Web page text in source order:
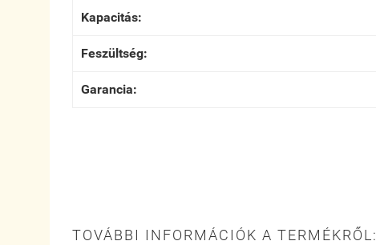
Kapacitás:
Feszültség:
Garancia:
TOVÁBBI INFORMÁCIÓK A TERMÉKRŐL: